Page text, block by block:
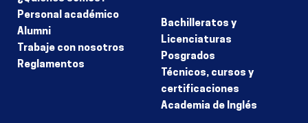
Personal académico
Alumni
Trabaje con nosotros
Reglamentos
Bachilleratos y
Licenciaturas
Posgrados
Técnicos, cursos y
certificaciones
Academia de Inglés